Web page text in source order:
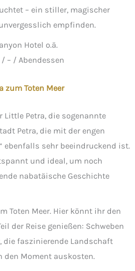
– ein stiller, magischer
empfinden.
Hotel o.ä.
– / Abendessen
zum Toten Meer
Little Petra, die sogenannte
Petra, die mit der engen
ebenfalls sehr beeindruckend ist.
und ideal, um noch
nabatäische Geschichte
Toten Meer. Hier könnt ihr den
der Reise genießen: Schweben
die faszinierende Landschaft
den Moment auskosten.